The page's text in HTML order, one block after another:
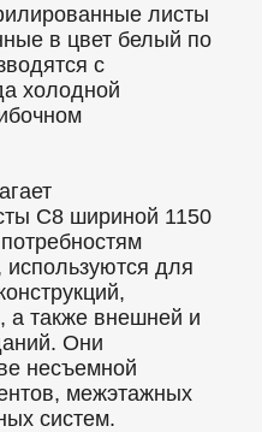
листы
в цвет белый по
с
холодной
C8 шириной 1150
используются для
а также внешней и
Они
несъемной
межэтажных
систем.